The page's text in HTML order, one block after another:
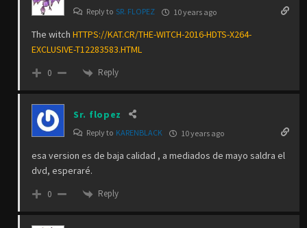
Reply to SR. FLOPEZ 10 years ago
The witch HTTPS://KAT.CR/THE-WITCH-2016-HDTS-X264-
EXCLUSIVE-T12283583.HTML
0 Reply
Sr. flopez
Reply to KARENBLACK 10 years ago
esa version es de baja calidad , a mediados de mayo saldra el
dvd, esperaré.
0 Reply